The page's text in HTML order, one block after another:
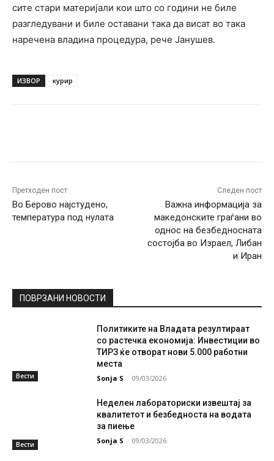
сите стари материјали кои што со години не биле
разгледувани и биле оставани така да висат во така
наречена владина процедура, рече Јанушев.
ИЗВОР курир
Претходен пост
Во Берово најстудено,
температура под нулата
Следен пост
Важна информација за
македонските граѓани во
однос на безбедносната
состојба во Израел, Либан
и Иран
ПОВРЗАНИ НОВОСТИ
Вести
Политиките на Владата резултираат
со растечка економија: Инвестиции во
ТИРЗ ќе отворат нови 5.000 работни
места
Sonja S - 09/03/2026
Вести
Неделен лабораториски извештај за
квалитетот и безбедноста на водата
за пиење
Sonja S - 09/03/2026